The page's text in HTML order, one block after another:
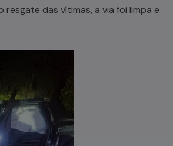
das vítimas, a via foi limpa e